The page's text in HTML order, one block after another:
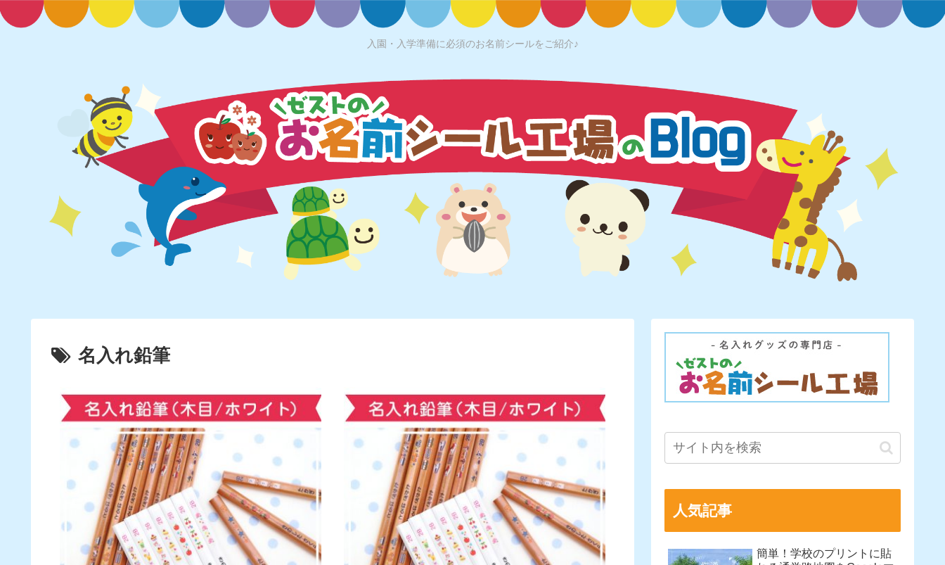
入園・入学準備に必須のお名前シールをご紹介♪
名入れ鉛筆
人気記事
簡単！学校のプリントに貼